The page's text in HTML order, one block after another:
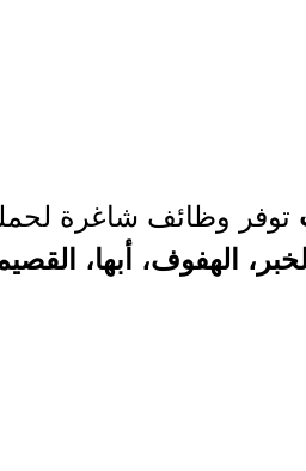
توفر وظائف شاغرة
الهفوف، أبها،